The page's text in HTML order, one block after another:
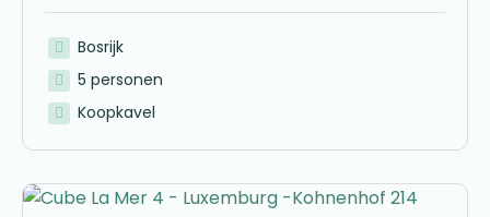
Bosrijk
5 personen
Koopkavel